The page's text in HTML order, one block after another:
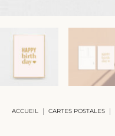
ACCUEIL | CARTES POSTALES |